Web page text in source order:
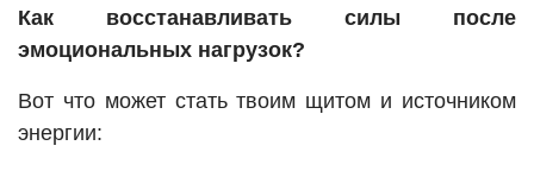
Как восстанавливать силы после
эмоциональных нагрузок?
Вот что может стать твоим щитом и источником
энергии: